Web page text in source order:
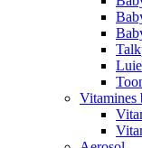
Vitamines